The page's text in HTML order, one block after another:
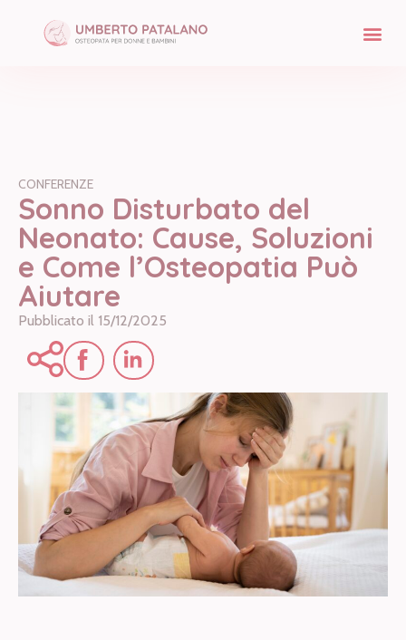
CONFERENZE
Sonno Disturbato del
Neonato: Cause, Soluzioni
e Come l’Osteopatia Può
Aiutare
Pubblicato il 15/12/2025